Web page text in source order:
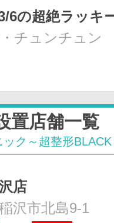
6の超絶ラッキ
チュンチュン
置店舗一覧
ク～超整形
店
沢市北島9-1